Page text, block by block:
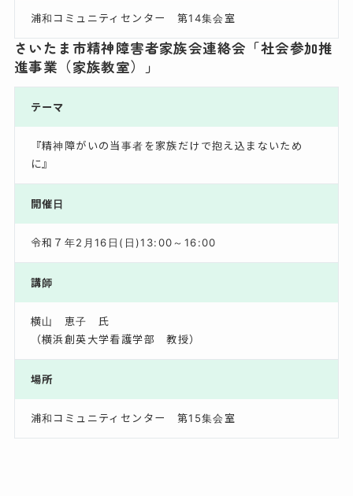
浦和コミュニティセンター 第14集会室
さいたま市精神障害者家族会連絡会「社会参加推
進事業（家族教室）」
テーマ
『精神障がいの当事者を家族だけで抱え込まないため
に』
開催日
令和７年2月16日(日)13:00～16:00
講師
横山 恵子 氏
（横浜創英大学看護学部 教授）
場所
浦和コミュニティセンター 第15集会室